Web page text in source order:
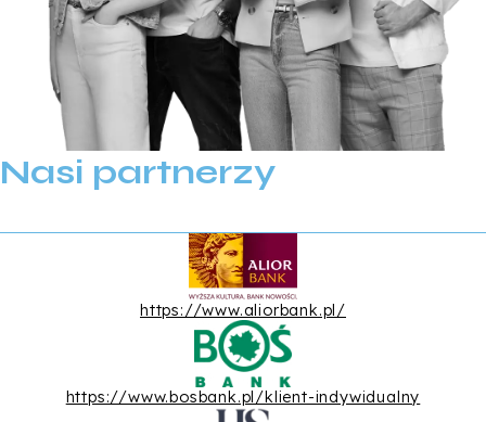
Nasi partnerzy
https://www.aliorbank.pl/
https://www.bosbank.pl/klient-indywidualny